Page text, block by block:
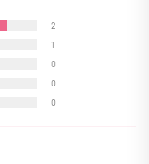
2
1
0
0
0